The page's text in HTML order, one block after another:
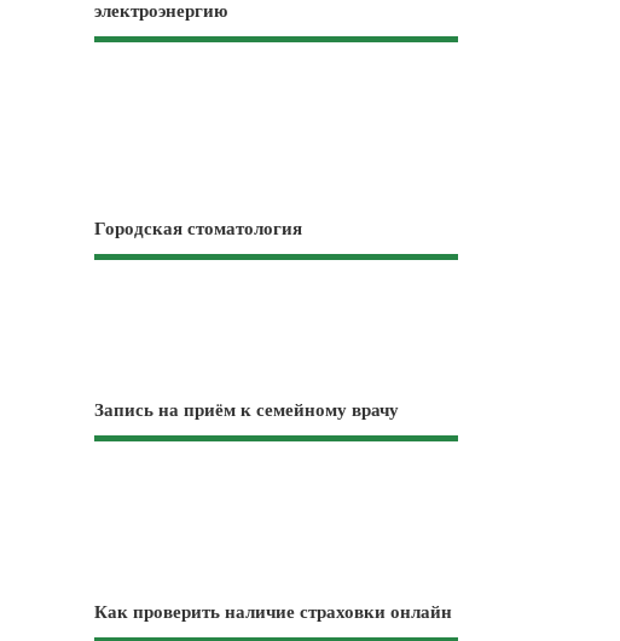
электроэнергию
Городская стоматология
Запись на приём к семейному врачу
Как проверить наличие страховки онлайн